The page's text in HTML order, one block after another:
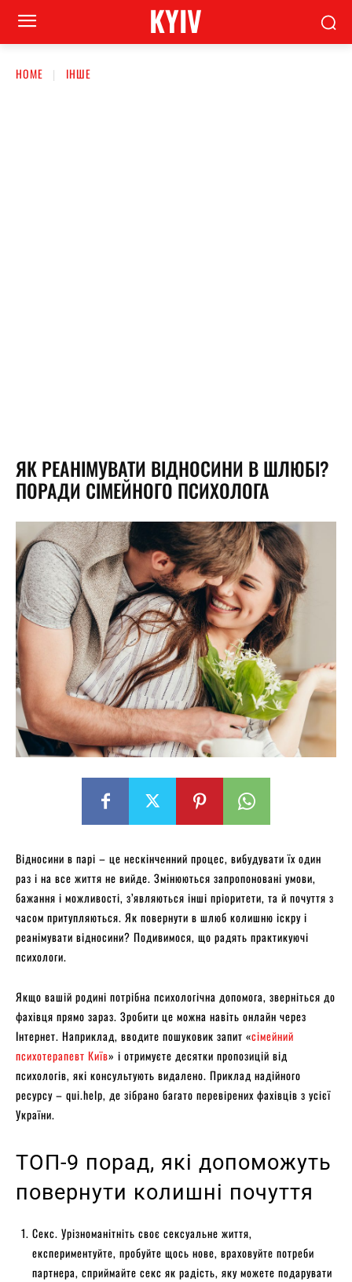
KYIV
HOME ІНШЕ
ЯК РЕАНІМУВАТИ ВІДНОСИНИ В ШЛЮБІ?
ПОРАДИ СІМЕЙНОГО ПСИХОЛОГА
Відносини в парі – це нескінченний процес, вибудувати їх один
раз і на все життя не вийде. Змінюються запропоновані умови,
бажання і можливості, з’являються інші пріоритети, та й почуття з
часом притупляються. Як повернути в шлюб колишню іскру і
реанімувати відносини? Подивимося, що радять практикуючі
психологи.
Якщо вашій родині потрібна психологічна допомога, зверніться до
фахівця прямо зараз. Зробити це можна навіть онлайн через
Інтернет. Наприклад, вводите пошуковик запит «сімейний
психотерапевт Київ» і отримуєте десятки пропозицій від
психологів, які консультують видалено. Приклад надійного
ресурсу – qui.help, де зібрано багато перевірених фахівців з усієї
України.
ТОП-9 порад, які допоможуть
повернути колишні почуття
Секс. Урізноманітніть своє сексуальне життя,
експериментуйте, пробуйте щось нове, враховуйте потреби
партнера, сприймайте секс як радість, яку можете подарувати